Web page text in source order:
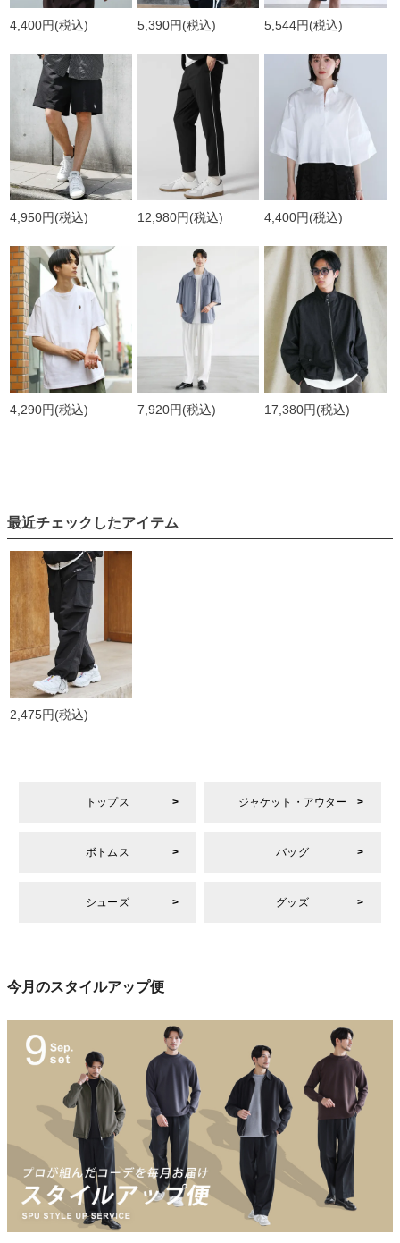
4,400円(税込) 5,390円(税込) 5,544円(税込)
4,950円(税込) 12,980円(税込) 4,400円(税込)
4,290円(税込) 7,920円(税込) 17,380円(税込)
最近チェックしたアイテム
2,475円(税込)
トップス ジャケット・アウター
ボトムス バッグ
シューズ グッズ
今月のスタイルアップ便